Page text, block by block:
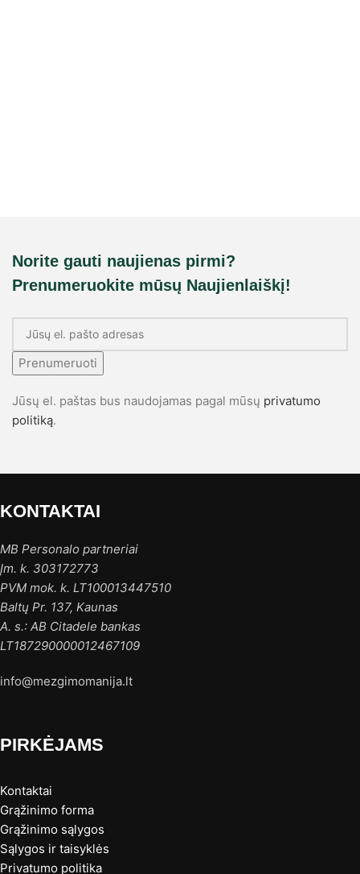
Norite gauti naujienas pirmi?
Prenumeruokite mūsų Naujienlaiškį!
Prenumeruoti
Jūsų el. paštas bus naudojamas pagal mūsų privatumo
politiką.
KONTAKTAI
MB Personalo partneriai
Įm. k. 303172773
PVM mok. k. LT100013447510
Baltų Pr. 137, Kaunas
A. s.: AB Citadele bankas
LT187290000012467109
info@mezgimomanija.lt
PIRKĖJAMS
Kontaktai
Grąžinimo forma
Grąžinimo sąlygos
Sąlygos ir taisyklės
Privatumo politika